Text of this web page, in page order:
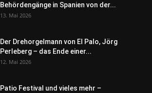
Behördengänge in Spanien von der...
13. Mai 2026
Der Drehorgelmann von El Palo, Jörg
Perleberg – das Ende einer...
12. Mai 2026
Patio Festival und vieles mehr –